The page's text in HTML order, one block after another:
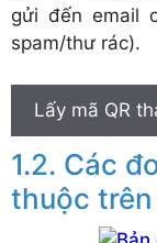
gửi đến email
spam/thư rác).
Lấy mã QR
Các
thuộc trên